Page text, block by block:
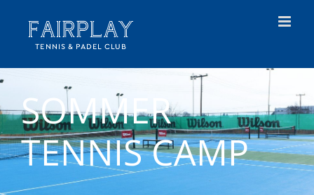
content
SOMMER
TENNIS CAMP